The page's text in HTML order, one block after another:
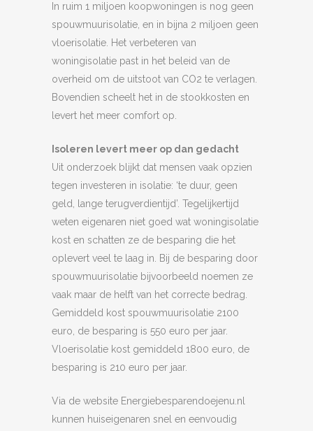
In ruim 1 miljoen koopwoningen is nog geen
spouwmuurisolatie, en in bijna 2 miljoen geen
vloerisolatie. Het verbeteren van
woningisolatie past in het beleid van de
overheid om de uitstoot van CO2 te verlagen.
Bovendien scheelt het in de stookkosten en
levert het meer comfort op.
Isoleren levert meer op dan gedacht
Uit onderzoek blijkt dat mensen vaak opzien
tegen investeren in isolatie: ‘te duur, geen
geld, lange terugverdientijd’. Tegelijkertijd
weten eigenaren niet goed wat woningisolatie
kost en schatten ze de besparing die het
oplevert veel te laag in. Bij de besparing door
spouwmuurisolatie bijvoorbeeld noemen ze
vaak maar de helft van het correcte bedrag.
Gemiddeld kost spouwmuurisolatie 2100
euro, de besparing is 550 euro per jaar.
Vloerisolatie kost gemiddeld 1800 euro, de
besparing is 210 euro per jaar.
Via de website Energiebesparendoejenu.nl
kunnen huiseigenaren snel en eenvoudig